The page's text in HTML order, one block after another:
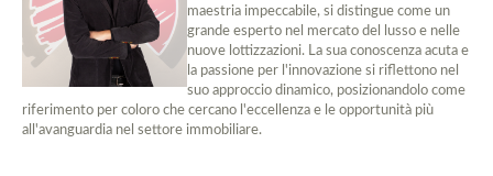
maestria impeccabile, si distingue come un
grande esperto nel mercato del lusso e nelle
nuove lottizzazioni. La sua conoscenza acuta e
la passione per l'innovazione si riflettono nel
suo approccio dinamico, posizionandolo come
riferimento per coloro che cercano l'eccellenza e le opportunità più
all'avanguardia nel settore immobiliare.